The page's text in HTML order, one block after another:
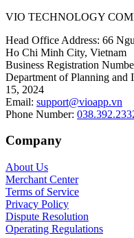
VIO TECHNOLOGY
Head Office Address: 66
Ho Chi Minh City, Vietnam
Business Registration
Department of Planning
15, 2024
Email: support@vioapp.vn
Phone Number:
Company
About Us
Merchant Center
Terms of Service
Privacy Policy
Dispute Resolution
Operating Regulations